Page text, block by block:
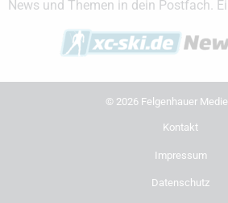
News und Themen in dein Postfach.
© 2026 Felgenhauer
Kontakt
Impressum
Datenschutz